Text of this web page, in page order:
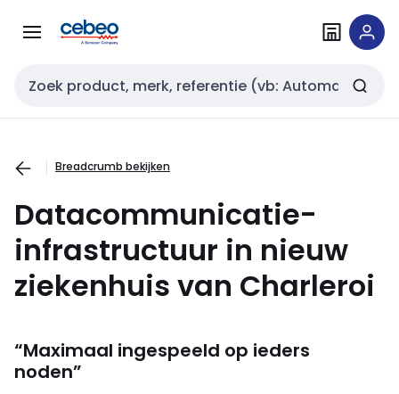
naar
naar
Zoekveld invoer
Breadcrumb bekijken
Datacommunicatie-
infrastructuur in nieuw
ziekenhuis van Charleroi
“Maximaal ingespeeld op ieders
noden”